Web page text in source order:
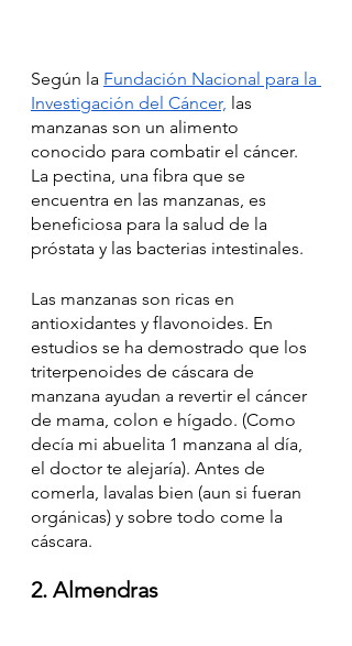
Según la Fundación Nacional para la
Investigación del Cáncer, las
manzanas son un alimento
conocido para combatir el cáncer.
La pectina, una fibra que se
encuentra en las manzanas, es
beneficiosa para la salud de la
próstata y las bacterias intestinales.
Las manzanas son ricas en
antioxidantes y flavonoides. En
estudios se ha demostrado que los
triterpenoides de cáscara de
manzana ayudan a revertir el cáncer
de mama, colon e hígado. (Como
decía mi abuelita 1 manzana al día,
el doctor te alejaría). Antes de
comerla, lavalas bien (aun si fueran
orgánicas) y sobre todo come la
cáscara.
2. Almendras